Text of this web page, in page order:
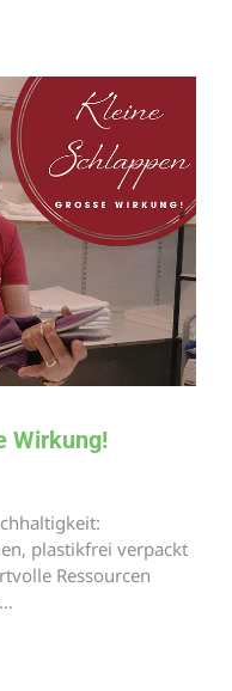
Wirkung!
plastikfrei verpackt
Ressourcen